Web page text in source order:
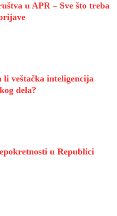
u APR – Sve što treba
li veštačka inteligencija
dela?
u Republici